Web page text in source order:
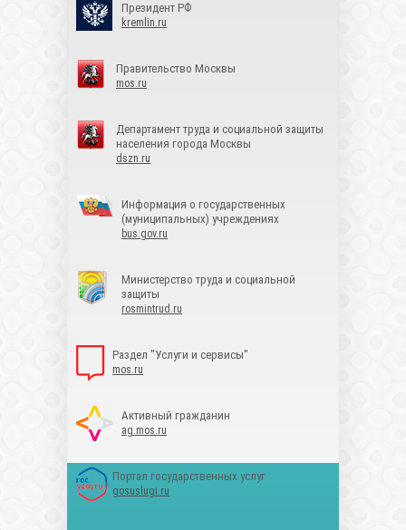
Президент РФ
kremlin.ru
Правительство Москвы
mos.ru
Департамент труда и социальной защиты
населения города Москвы
dszn.ru
Информация о государственных
(муниципальных) учреждениях
bus.gov.ru
Министерство труда и социальной
защиты
rosmintrud.ru
Раздел "Услуги и сервисы"
mos.ru
Активный гражданин
ag.mos.ru
Портал государственных услуг
gosuslugi.ru